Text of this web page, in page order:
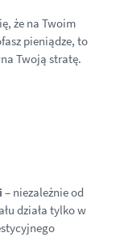
że na Twoim
pieniądze, to
Twoją stratę.
– niezależnie od
działa tylko w